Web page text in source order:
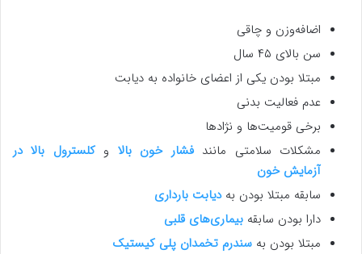
اضافه‌وزن و چاقی
سن بالای ۴۵ سال
مبتلا بودن یکی از اعضای خانواده به دیابت
عدم فعالیت بدنی
برخی قومیت‌ها و نژادها
مشکلات سلامتی مانندفشار خون بالا وکلسترول بالا در
آزمایش خون
سابقه مبتلا بودن بهدیابت بارداری
دارا بودن سابقه بیماری‌های قلبی
مبتلا بودن به سندرم تخمدان پلی کیستیک